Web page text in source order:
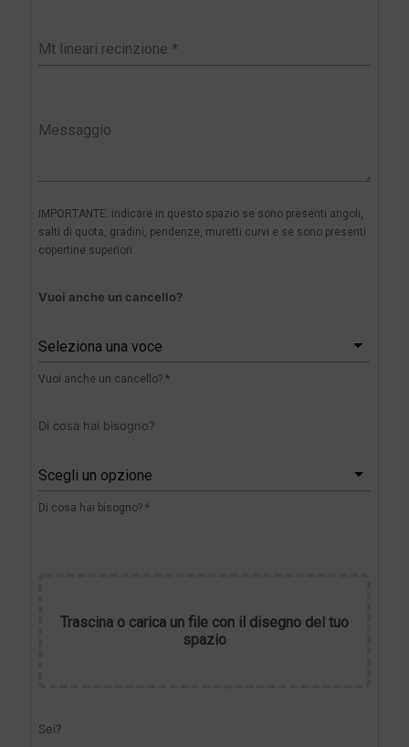
IMPORTANTE: indicare in questo spazio se sono presenti angoli,
salti di quota, gradini, pendenze, muretti curvi e se sono presenti
copertine superiori.
Vuoi anche un cancello?
Seleziona una voce
Vuoi anche un cancello? *
Di cosa hai bisogno?
Scegli un opzione
Di cosa hai bisogno? *
Trascina o carica un file con il disegno del tuo
spazio
Sei?